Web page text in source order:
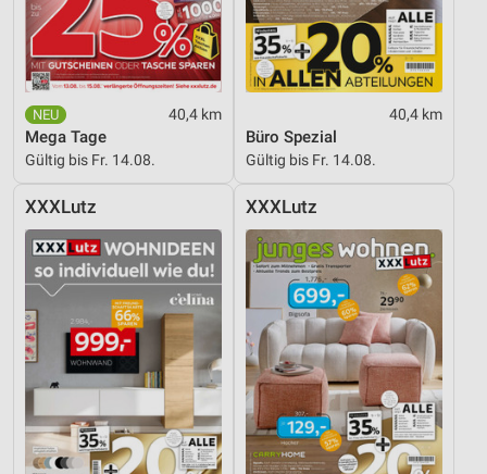
40,4 km
Mega Tage
Gültig bis Fr. 14.08.
40,4 km
Büro Spezial
Gültig bis Fr. 14.08.
XXXLutz XXXLutz
Entwicklung und Verbesserung der Angebote
Verwendung reduzierter Daten zur Auswahl von
Inhalten
IAB-Besonderheiten:
Verwendung genauer Standortdaten
Geräte anhand von aktiv angeforderten
Nicht-IAB-Verarbeitungszwecke:
Notwendig
Performance
Funktional
Werbung